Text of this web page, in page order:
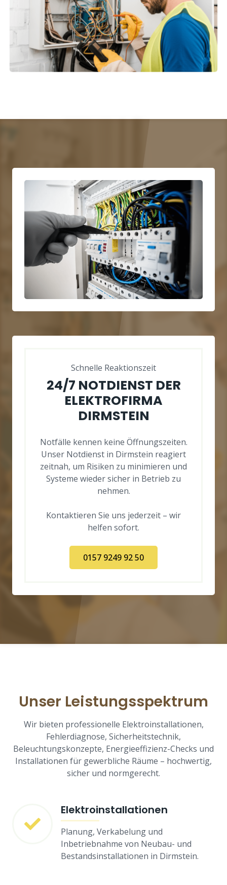
Schnelle Reaktionszeit
24/7 NOTDIENST DER
ELEKTROFIRMA
DIRMSTEIN
Notfälle kennen keine Öffnungszeiten.
Unser Notdienst in Dirmstein reagiert
zeitnah, um Risiken zu minimieren und
Systeme wieder sicher in Betrieb zu
nehmen.
Kontaktieren Sie uns jederzeit – wir
helfen sofort.
0157 9249 92 50
Unser Leistungsspektrum
Wir bieten professionelle Elektroinstallationen,
Fehlerdiagnose, Sicherheitstechnik,
Beleuchtungskonzepte, Energieeffizienz-Checks und
Installationen für gewerbliche Räume – hochwertig,
sicher und normgerecht.
Elektroinstallationen
Planung, Verkabelung und
Inbetriebnahme von Neubau- und
Bestandsinstallationen in Dirmstein.